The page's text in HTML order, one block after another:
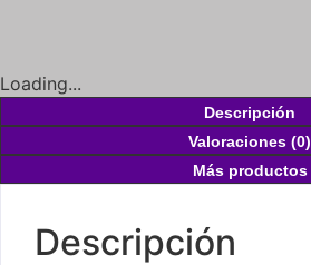
Loading...
Descripción
Valoraciones (0)
Más productos
Descripción